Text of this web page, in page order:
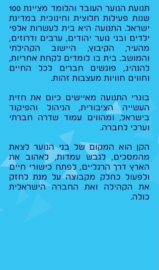
תנועת הנוער העובד והלומד מציינת 100
שנות פעילות חלוצית וחינוכית במדינת
ישראל. התנועה היא בית לעשרות אלפי
ילדים ובני נוער יהודים, ערבים ודרוזים,
מהעיר, הקיבוץ, היישוב הקהילתי
והמושב. בית בו לומדים לקחת אחריות,
להנהיג, פוגשים חברים לכל החיים
וחווים חוויות מעצבות זהות.
בוגרי התנועה מאיישים כיום את חזית
העשייה הציבורית, הניהול והפיקוד
בישראל, ומהווים עמוד שדרה חברתי
וערכי לחברה.
הקן הוא המקום של בני הנוער לצאת
מהמסכים, לגבש עמדות, לאהוב את
הארץ דרך הרגליים, לפתח כישורי חיים
ולפעול כחלק מקבוצה על מנת לחזק
את הקהילה ואת החברה הישראלית
כולה.